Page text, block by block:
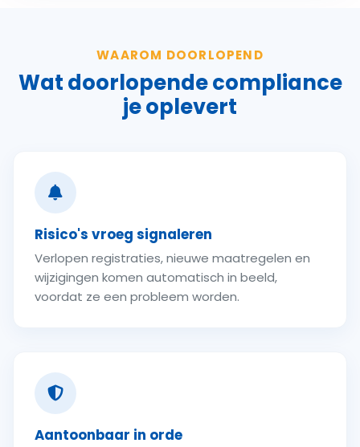
WAAROM DOORLOPEND
Wat doorlopende compliance
je oplevert
Risico's vroeg signaleren
Verlopen registraties, nieuwe maatregelen en
wijzigingen komen automatisch in beeld,
voordat ze een probleem worden.
Aantoonbaar in orde